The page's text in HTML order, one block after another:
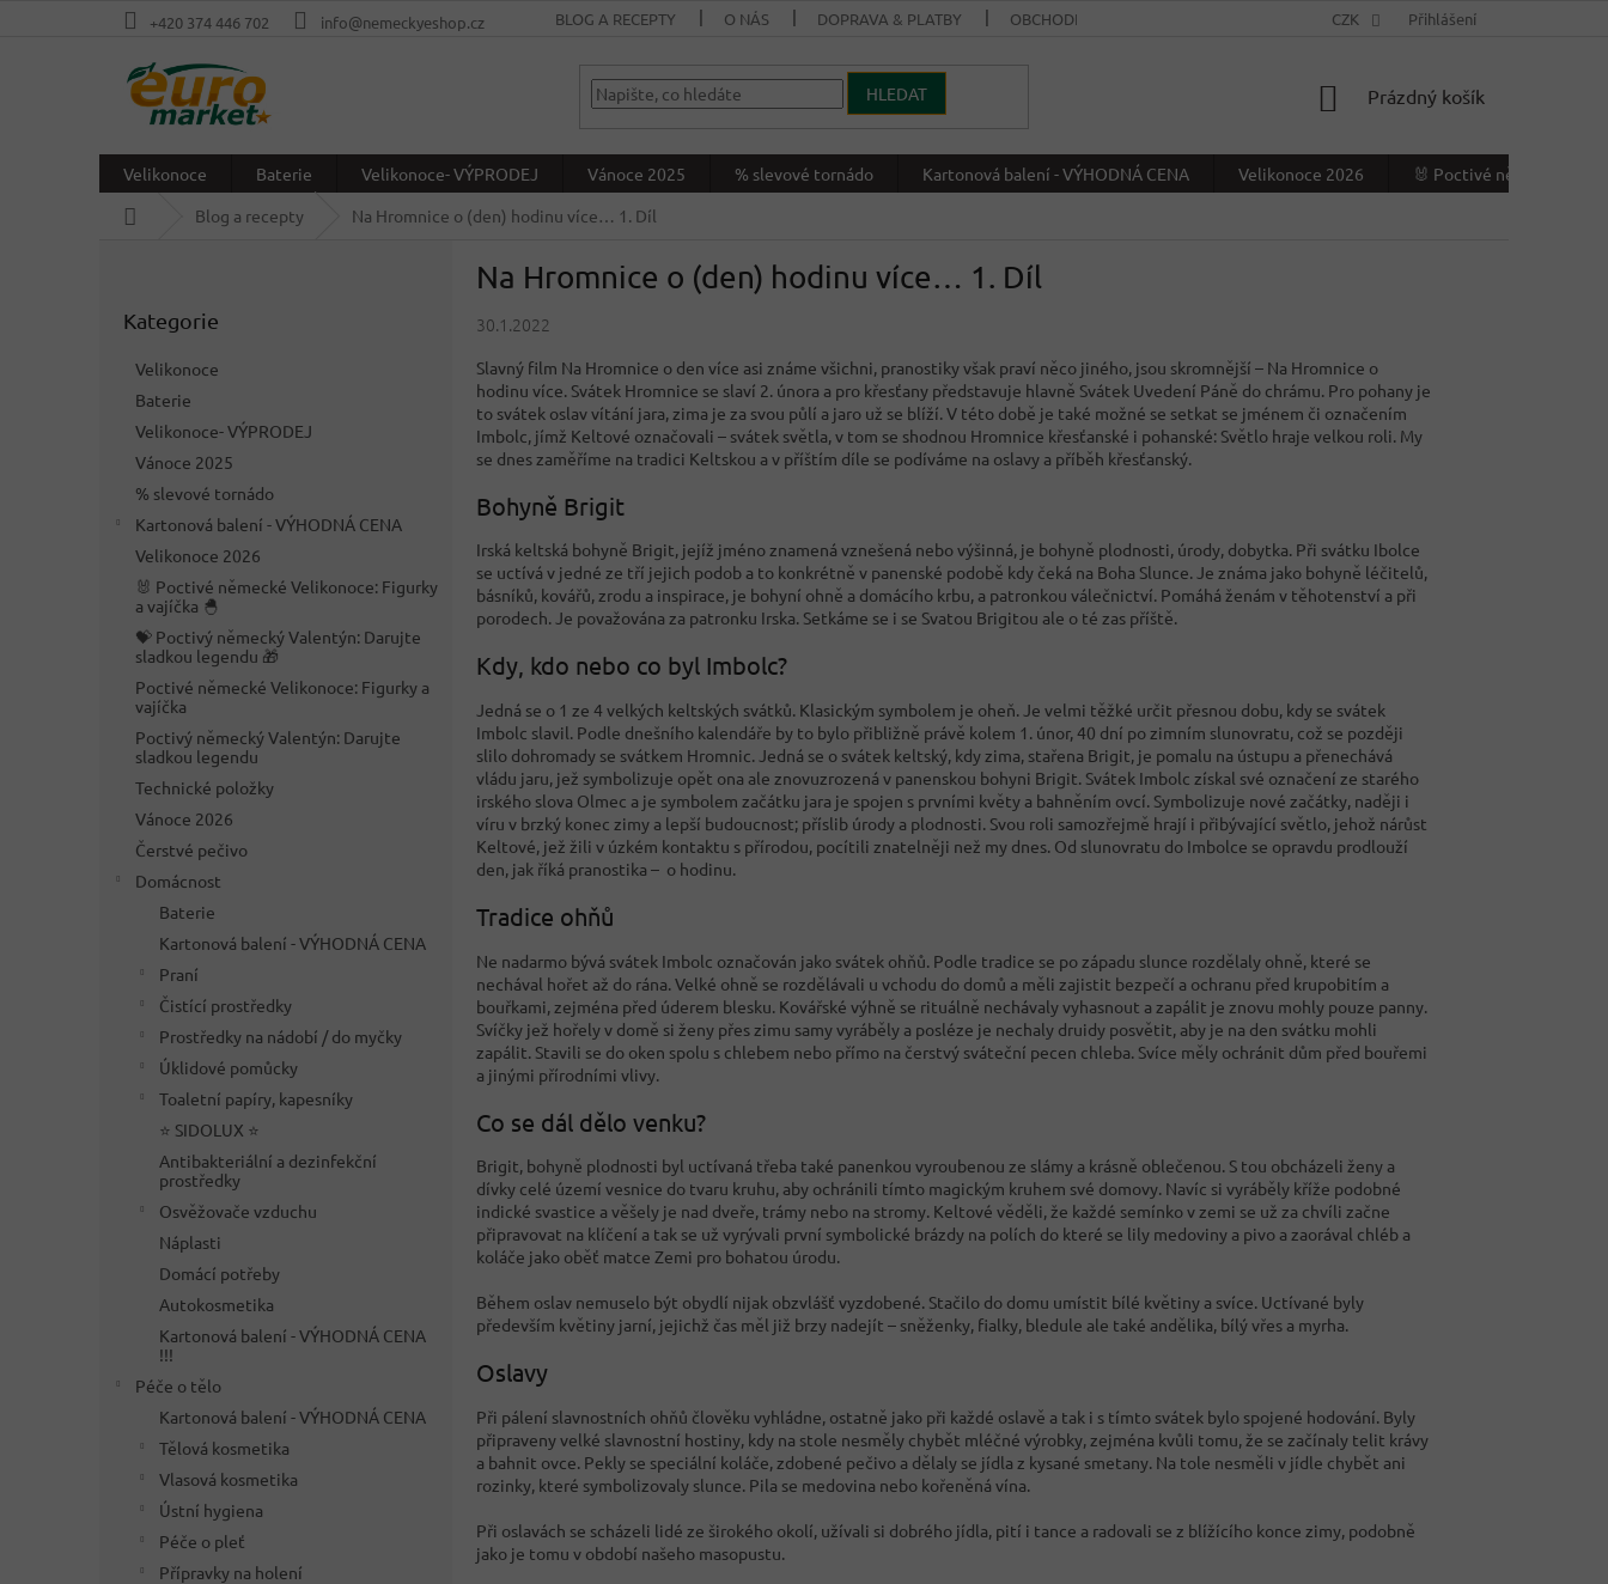
+420 374 446 702 info@nemeckyeshop.cz BLOG A RECEPTY O NÁS DOPRAVA & PLATBY OBCHODNÍ PODMÍNKY VÝDEJNÍ MÍSTO
CZK Přihlášení
HLEDAT
NÁKUPNÍ
Prázdný košík
Velikonoce Baterie Velikonoce- VÝPRODEJ Vánoce 2025 % slevové tornádo Kartonová balení - VÝHODNÁ CENA Velikonoce 2026
🐰 Poctivé německé
Blog a recepty Na Hromnice o (den) hodinu více… 1. Díl
kategorie
Kategorie
Velikonoce
Baterie
Velikonoce- VÝPRODEJ
Vánoce 2025
% slevové tornádo
Kartonová balení - VÝHODNÁ CENA
Velikonoce 2026
🐰 Poctivé německé Velikonoce: Figurky
a vajíčka 🐣
💝 Poctivý německý Valentýn: Darujte
sladkou legendu 🎁
Poctivé německé Velikonoce: Figurky a
vajíčka
Poctivý německý Valentýn: Darujte
sladkou legendu
Technické položky
Vánoce 2026
Čerstvé pečivo
Domácnost
Baterie
Kartonová balení - VÝHODNÁ CENA
Praní
Čistící prostředky
Prostředky na nádobí / do myčky
Úklidové pomůcky
Toaletní papíry, kapesníky
⭐ SIDOLUX ⭐
Antibakteriální a dezinfekční
prostředky
Osvěžovače vzduchu
Náplasti
Domácí potřeby
Autokosmetika
Kartonová balení - VÝHODNÁ CENA
!!!
Péče o tělo
Kartonová balení - VÝHODNÁ CENA
Tělová kosmetika
Vlasová kosmetika
Ústní hygiena
Péče o pleť
Přípravky na holení
Na Hromnice o (den) hodinu více… 1. Díl
30.1.2022
Slavný film Na Hromnice o den více asi známe všichni, pranostiky však praví něco jiného, jsou skromnější – Na Hromnice o
hodinu více. Svátek Hromnice se slaví 2. února a pro křesťany představuje hlavně Svátek Uvedení Páně do chrámu. Pro pohany je
to svátek oslav vítání jara, zima je za svou půlí a jaro už se blíží. V této době je také možné se setkat se jménem či označením
Imbolc, jímž Keltové označovali – svátek světla, v tom se shodnou Hromnice křesťanské i pohanské: Světlo hraje velkou roli. My
se dnes zaměříme na tradici Keltskou a v příštím díle se podíváme na oslavy a příběh křesťanský.
Bohyně Brigit
Irská keltská bohyně Brigit, jejíž jméno znamená vznešená nebo výšinná, je bohyně plodnosti, úrody, dobytka. Při svátku Ibolce
se uctívá v jedné ze tří jejich podob a to konkrétně v panenské podobě kdy čeká na Boha Slunce. Je známa jako bohyně léčitelů,
básníků, kovářů, zrodu a inspirace, je bohyní ohně a domácího krbu, a patronkou válečnictví. Pomáhá ženám v těhotenství a při
porodech. Je považována za patronku Irska. Setkáme se i se Svatou Brigitou ale o té zas příště.
Kdy, kdo nebo co byl Imbolc?
Jedná se o 1 ze 4 velkých keltských svátků. Klasickým symbolem je oheň. Je velmi těžké určit přesnou dobu, kdy se svátek
Imbolc slavil. Podle dnešního kalendáře by to bylo přibližně právě kolem 1. únor, 40 dní po zimním slunovratu, což se později
slilo dohromady se svátkem Hromnic. Jedná se o svátek keltský, kdy zima, stařena Brigit, je pomalu na ústupu a přenechává
vládu jaru, jež symbolizuje opět ona ale znovuzrozená v panenskou bohyni Brigit. Svátek Imbolc získal své označení ze starého
irského slova Olmec a je symbolem začátku jara je spojen s prvními květy a bahněním ovcí. Symbolizuje nové začátky, naději i
víru v brzký konec zimy a lepší budoucnost; příslib úrody a plodnosti. Svou roli samozřejmě hrají i přibývající světlo, jehož nárůst
Keltové, jež žili v úzkém kontaktu s přírodou, pocítili znatelněji než my dnes. Od slunovratu do Imbolce se opravdu prodlouží
den, jak říká pranostika – o hodinu.
Tradice ohňů
Ne nadarmo bývá svátek Imbolc označován jako svátek ohňů. Podle tradice se po západu slunce rozdělaly ohně, které se
nechával hořet až do rána. Velké ohně se rozdělávali u vchodu do domů a měli zajistit bezpečí a ochranu před krupobitím a
bouřkami, zejména před úderem blesku. Kovářské výhně se rituálně nechávaly vyhasnout a zapálit je znovu mohly pouze panny.
Svíčky jež hořely v domě si ženy přes zimu samy vyráběly a posléze je nechaly druidy posvětit, aby je na den svátku mohli
zapálit. Stavili se do oken spolu s chlebem nebo přímo na čerstvý sváteční pecen chleba. Svíce měly ochránit dům před bouřemi
a jinými přírodními vlivy.
Co se dál dělo venku?
Brigit, bohyně plodnosti byl uctívaná třeba také panenkou vyroubenou ze slámy a krásně oblečenou. S tou obcházeli ženy a
dívky celé území vesnice do tvaru kruhu, aby ochránili tímto magickým kruhem své domovy. Navíc si vyráběly kříže podobné
indické svastice a věšely je nad dveře, trámy nebo na stromy. Keltové věděli, že každé semínko v zemi se už za chvíli začne
připravovat na klíčení a tak se už vyrývali první symbolické brázdy na polích do které se lily medoviny a pivo a zaorával chléb a
koláče jako oběť matce Zemi pro bohatou úrodu.
Během oslav nemuselo být obydlí nijak obzvlášť vyzdobené. Stačilo do domu umístit bílé květiny a svíce. Uctívané byly
především květiny jarní, jejichž čas měl již brzy nadejít – sněženky, fialky, bledule ale také andělika, bílý vřes a myrha.
Oslavy
Při pálení slavnostních ohňů člověku vyhládne, ostatně jako při každé oslavě a tak i s tímto svátek bylo spojené hodování. Byly
připraveny velké slavnostní hostiny, kdy na stole nesměly chybět mléčné výrobky, zejména kvůli tomu, že se začínaly telit krávy
a bahnit ovce. Pekly se speciální koláče, zdobené pečivo a dělaly se jídla z kysané smetany. Na tole nesměli v jídle chybět ani
rozinky, které symbolizovaly slunce. Pila se medovina nebo kořeněná vína.
Při oslavách se scházeli lidé ze širokého okolí, užívali si dobrého jídla, pití i tance a radovali se z blížícího konce zimy, podobně
jako je tomu v období našeho masopustu.